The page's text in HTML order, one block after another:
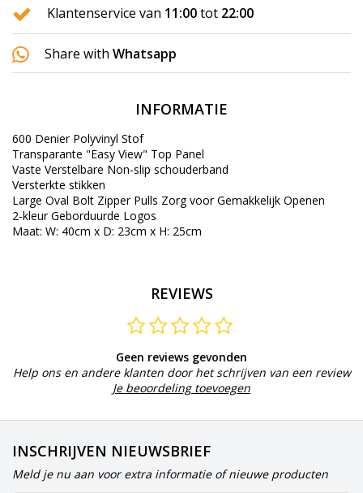
Klantenservice van 11:00tot 22:00
Share with Whatsapp
INFORMATIE
600 Denier Polyvinyl Stof
Transparante "Easy View" Top Panel
Vaste Verstelbare Non-slip schouderband
Versterkte stikken
Large Oval Bolt Zipper Pulls Zorg voor Gemakkelijk Openen
2-kleurGeborduurde Logos
Maat: W: 40cm x D: 23cm x H: 25cm
REVIEWS
Geen reviews gevonden
Help ons en andere klanten door het schrijven van een review
Je beoordeling toevoegen
INSCHRIJVEN NIEUWSBRIEF
Meld je nu aan voor extra informatie of nieuwe producten